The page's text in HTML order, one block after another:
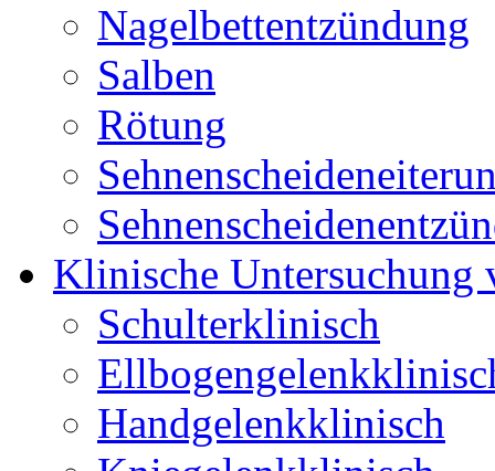
Nagelbettentzündung
Salben
Rötung
Klinische Untersuchung
Schulterklinisch
Handgelenkklinisch